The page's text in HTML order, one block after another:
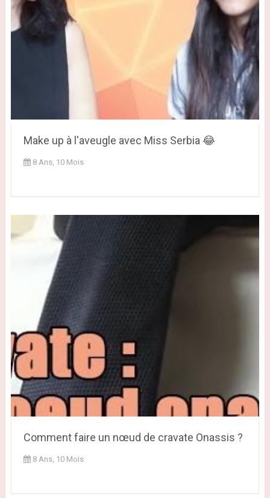
Make up à l'aveugle avec Miss Serbia 😂
8 Ans, 10 Mois
Comment faire un nœud de cravate Onassis ?
8 Ans, 10 Mois